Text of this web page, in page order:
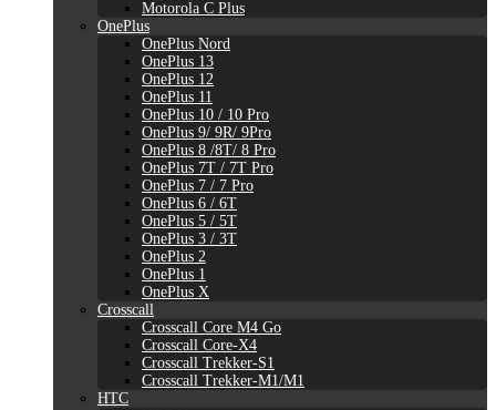
Motorola C Plus
OnePlus
OnePlus Nord
OnePlus 13
OnePlus 12
OnePlus 11
OnePlus 10 / 10 Pro
OnePlus 9/ 9R/ 9Pro
OnePlus 8 /8T/ 8 Pro
OnePlus 7T / 7T Pro
OnePlus 7 / 7 Pro
OnePlus 6 / 6T
OnePlus 5 / 5T
OnePlus 3 / 3T
OnePlus 2
OnePlus 1
OnePlus X
Crosscall
Crosscall Core M4 Go
Crosscall Core-X4
Crosscall Trekker-S1
Crosscall Trekker-M1/M1
HTC